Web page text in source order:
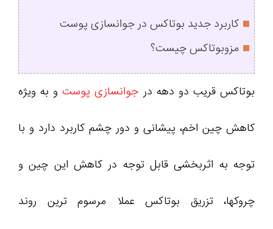
کاربرد جدید بوتاکس در جوانسازی پوست
مزوبوتاکس چیست؟
بوتاکس قریب دو دهه در جوانسازی پوستو به ویژه
کاهش چین اخم، پیشانی و دور چشم کاربرد دارد و با
توجه به اثربخشی قابل توجه در کاهش این چین و
چروکها، تزریق بوتاکس عملا مرسوم ترین روند